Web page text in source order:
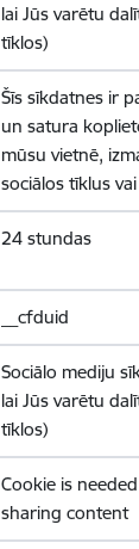
lai Jūs varētu
tīklos)
Šīs sīkdatnes ir
un satura
mūsu vietnē,
sociālos tīklus
24 stundas
__cfduid
Sociālo mediju
lai Jūs varētu
tīklos)
Cookie is
sharing content